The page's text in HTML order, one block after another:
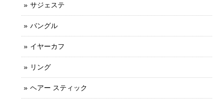
サジェステ
バングル
イヤーカフ
リング
ヘアー スティック